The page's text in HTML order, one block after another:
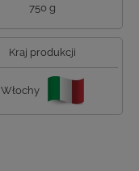
750 g
Kraj produkcji
Włochy